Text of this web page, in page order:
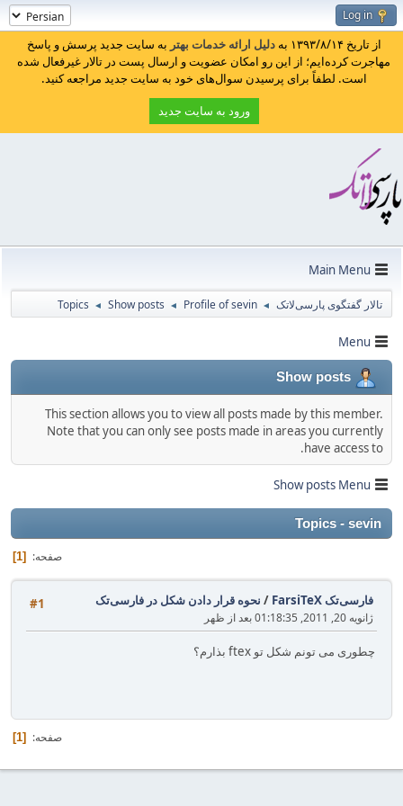
Log in
از تاریخ ۱۳۹۳/۸/۱۴ به دلیل ارائه خدمات بهتر به سایت جدید پرسش و پاسخ
مهاجرت کرده‌ایم؛ از این رو امکان عضویت و ارسال پست در تالار غیرفعال شده
است. لطفاً برای پرسیدن سوال‌های خود به سایت جدید مراجعه کنید.
ورود به سایت جدید
Main Menu
تالار گفتگوی پارسی‌لاتک ◄
Profile of sevin
◄
Show posts
◄
Topics
Menu
Show posts
This section allows you to view all posts made by this member.
Note that you can only see posts made in areas you currently
have access to.
Show posts Menu
Topics - sevin
صفحه 1
#1 فارسی‌تک FarsiTeX / نحوه قرار دادن شکل در فارسی‌تک
ژانویه 20, 2011, 01:18:35 بعد از ظهر
چطوری می تونم شکل تو ftex بذارم؟
صفحه 1